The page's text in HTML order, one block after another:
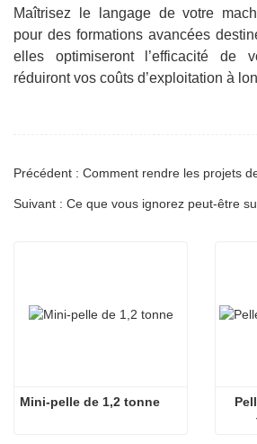
Maîtrisez le langage de votre
pour des formations avancées
elles optimiseront l’efficacité de
réduiront vos coûts d’exploitation à
Suivant : Ce que vous ignorez peut-être
Mini-pelle de 1,2 tonne